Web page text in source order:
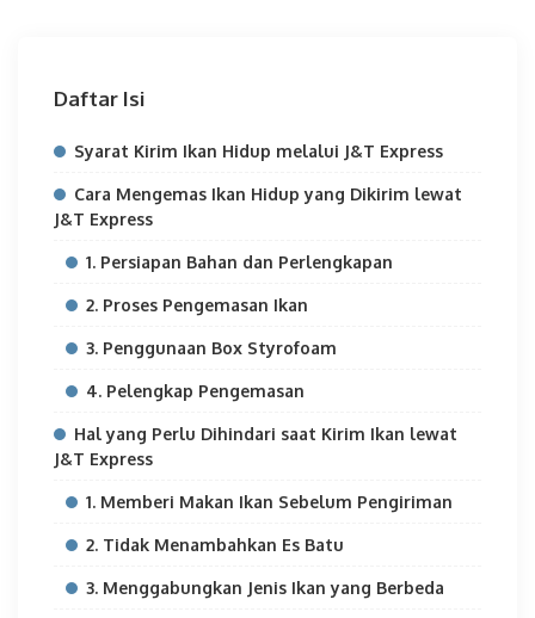
Daftar Isi
Syarat Kirim Ikan Hidup melalui J&T Express
Cara Mengemas Ikan Hidup yang Dikirim lewat
J&T Express
1. Persiapan Bahan dan Perlengkapan
2. Proses Pengemasan Ikan
3. Penggunaan Box Styrofoam
4. Pelengkap Pengemasan
Hal yang Perlu Dihindari saat Kirim Ikan lewat
J&T Express
1. Memberi Makan Ikan Sebelum Pengiriman
2. Tidak Menambahkan Es Batu
3. Menggabungkan Jenis Ikan yang Berbeda